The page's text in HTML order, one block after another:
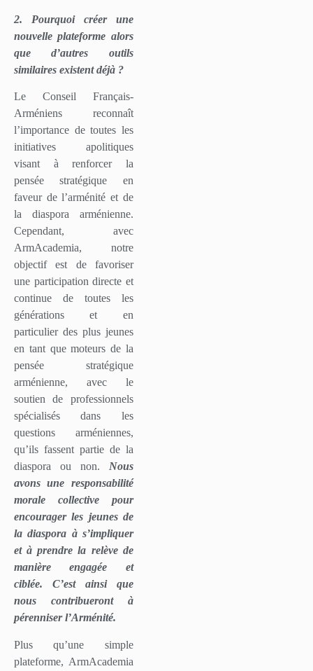
2. Pourquoi créer une
nouvelle plateforme alors
que d’autres outils
similaires existent déjà ?
Le Conseil Français-
Arméniens reconnaît
l’importance de toutes les
initiatives apolitiques
visant à renforcer la
pensée stratégique en
faveur de l’arménité et de
la diaspora arménienne.
Cependant, avec
ArmAcademia, notre
objectif est de favoriser
une participation directe et
continue de toutes les
générations et en
particulier des plus jeunes
en tant que moteurs de la
pensée stratégique
arménienne, avec le
soutien de professionnels
spécialisés dans les
questions arméniennes,
qu’ils fassent partie de la
diaspora ou non. Nous
avons une responsabilité
morale collective pour
encourager les jeunes de
la diaspora à s’impliquer
et à prendre la relève de
manière engagée et
ciblée. C’est ainsi que
nous contribueront à
pérenniser l’Arménité.
Plus qu’une simple
plateforme, ArmAcademia